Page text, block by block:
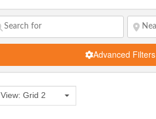
Advanced Filters
View: Grid 2